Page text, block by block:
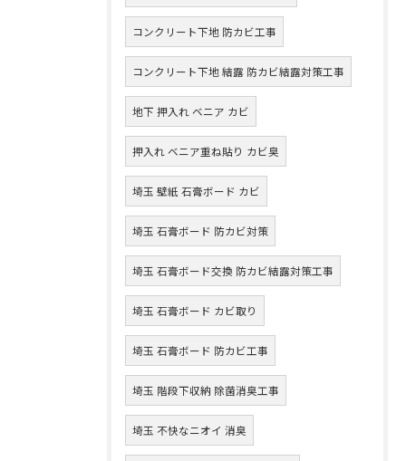
コンクリート下地 防カビ工事
コンクリート下地 結露 防カビ結露対策工事
地下 押入れ ベニア カビ
押入れ ベニア重ね貼り カビ臭
埼玉 壁紙 石膏ボード カビ
埼玉 石膏ボード 防カビ対策
埼玉 石膏ボード交換 防カビ結露対策工事
埼玉 石膏ボード カビ取り
埼玉 石膏ボード 防カビ工事
埼玉 階段下収納 除菌消臭工事
埼玉 不快なニオイ 消臭